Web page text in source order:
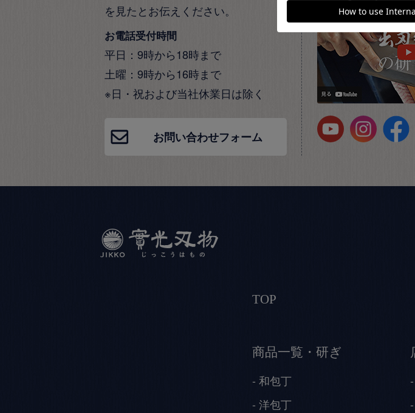
を見たとお伝えください。
お電話受付時間
平日：9時から18時まで
土曜：9時から16時まで
※日・祝および当社休業日は除く
お問い合わせフォーム
TOP
商品一覧・研ぎ
和包丁
洋包丁